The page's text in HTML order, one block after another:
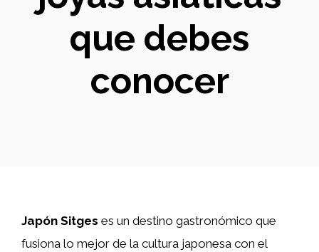
que debes
conocer
Japón Sitges es un destino gastronómico que
fusiona lo mejor de la cultura japonesa con el